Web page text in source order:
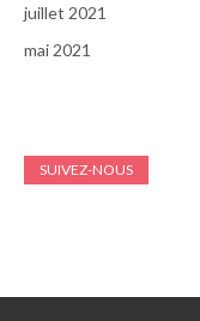
juillet 2021
mai 2021
SUIVEZ-NOUS